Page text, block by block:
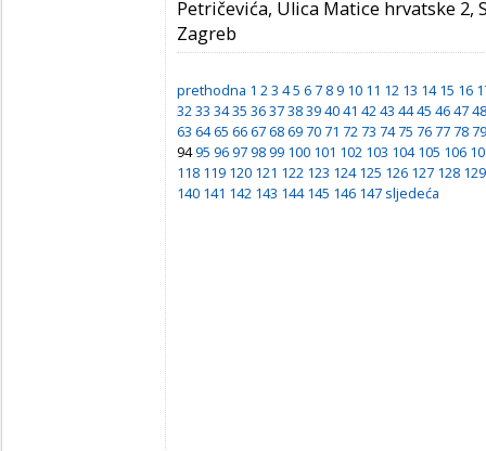
Petričevića, Ulica Matice hrvatske 2,
Zagreb
prethodna 1 23 45 6 7 8 9 10 11 12 13 14 15 16
3233 3435 363738394041 4243 4445 464748
63 64 65 66 67 68 69 70 71 72 73 74 75 76 77 78 79
9495 96 97 98 99 100 101 102 103 104 105 106
118 119 120 121 122 123 124 125 126 127 128 129
140 141 142 143 144 145 146 147 sljedeća